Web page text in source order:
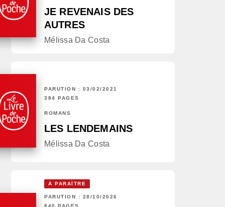
JE REVENAIS DES
AUTRES
Mélissa Da Costa
PARUTION : 03/02/2021
384 PAGES
ROMANS
LES LENDEMAINS
Mélissa Da Costa
À PARAÎTRE
PARUTION : 28/10/2026